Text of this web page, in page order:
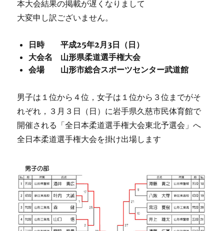
本大会結果の掲載が遅くなりまして
大変申し訳ございません。
日時 平成25年2月3日（日）
大会名 山形県柔道選手権大会
会場 山形市総合スポーツセンター武道館
男子は１位から４位，女子は１位から３位までがそ
れぞれ，３月３日（日）に岩手県久慈市民体育館で
開催される「全日本柔道選手権大会東北予選会」へ
全日本柔道選手権大会を掛け出場します